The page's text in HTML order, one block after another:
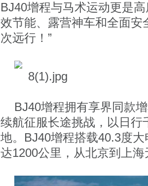
BJ40增程与马术运动更是
效节能、露营神车和全面
次远行！”
BJ40增程拥有享界同款
续航征服长途挑战，以日
地。BJ40增程搭载40.3度
达1200公里，从北京到上